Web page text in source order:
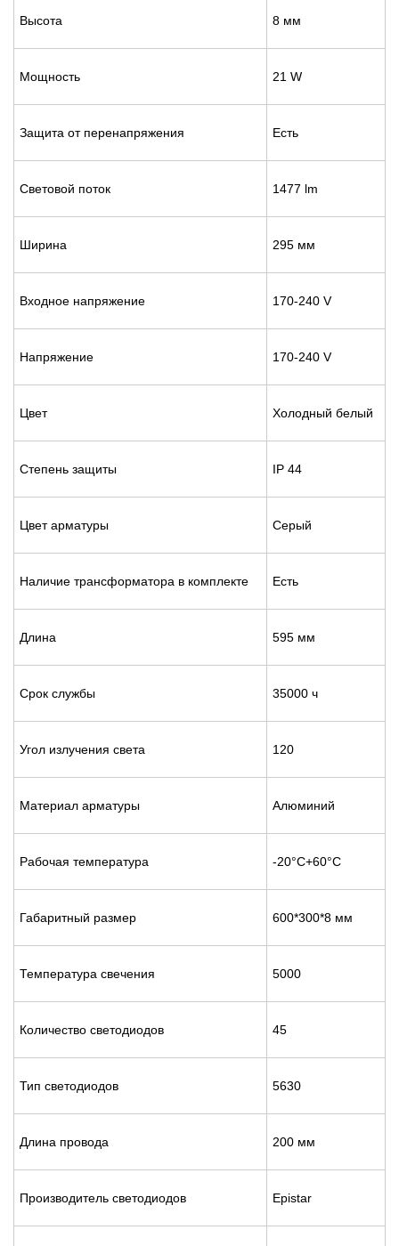
Высота 8 мм
Мощность 21 W
Защита от перенапряжения Есть
Световой поток 1477 lm
Ширина 295 мм
Входное напряжение 170-240 V
Напряжение 170-240 V
Цвет Холодный белый
Степень защиты IP 44
Цвет арматуры Серый
Наличие трансформатора в комплекте Есть
Длина 595 мм
Срок службы 35000 ч
Угол излучения света 120
Материал арматуры Алюминий
Рабочая температура -20°C+60°C
Габаритный размер 600*300*8 мм
Температура свечения 5000
Количество светодиодов 45
Тип светодиодов 5630
Длина провода 200 мм
Производитель светодиодов Epistar